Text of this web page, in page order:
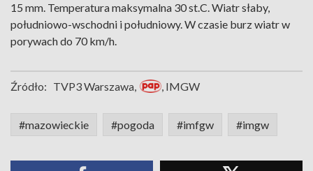
15 mm. Temperatura maksymalna 30 st.C. Wiatr słaby,
południowo-wschodni i południowy. W czasie burz wiatr w
porywach do 70 km/h.
Źródło: TVP3 Warszawa, , IMGW
#mazowieckie #pogoda #imfgw #imgw